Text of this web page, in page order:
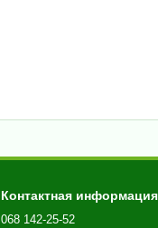
Контактная информация
068 142-25-52